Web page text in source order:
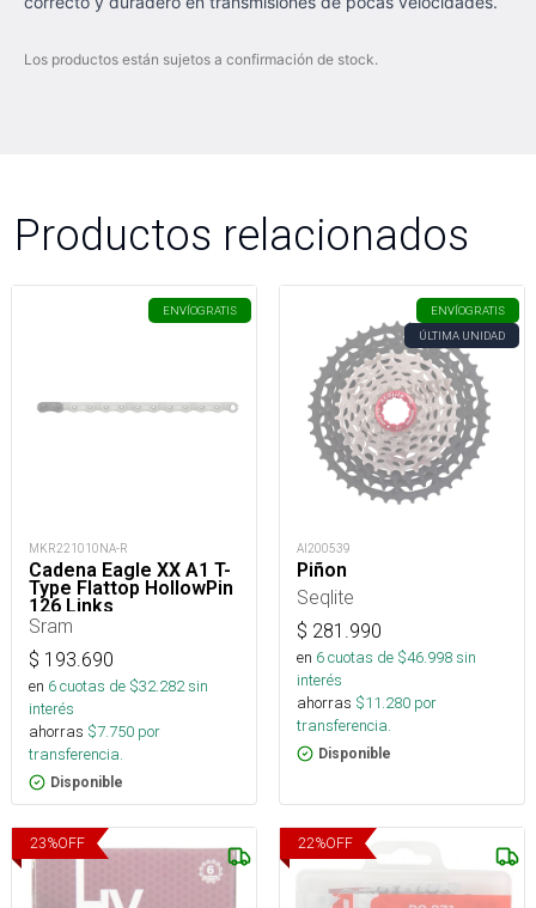
Los productos están sujetos a confirmación de stock.
Productos relacionados
ENVÍOGRATIS
MKR221010NA-R
Cadena Eagle XX A1 T-
Type Flattop HollowPin
126 Links
Sram
$ 193.690
en 6cuotas de $32.282sin
interés
ahorras $7.750 por
transferencia.
Disponible
ENVÍOGRATIS
ÚLTIMA UNIDAD
AI200539
Piñon
Seqlite
$ 281.990
en 6cuotas de $46.998sin
interés
ahorras $11.280 por
transferencia.
Disponible
23%OFF 22%OFF